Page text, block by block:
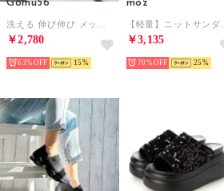
Gomu56
￥2,780
63% 15
moz
￥3,135
70% 25